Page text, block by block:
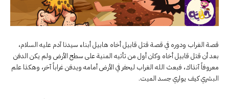
قصة الغراب ودوره في قصة قتل قابيل أخاه هابيل أبناء سيدنا آدم عليه السلام،
بعد أن قتل قابيل أخاه وكان أول من تأتيه المنية على سطح الأرض ولم يكن الدفن
معروفاً آنذاك، فبعث الله الغراب ليحفر في الأرض أمامه ويدفن غراباً آخر، وهكذا علم
البشري كيف يواري جسد الميت.